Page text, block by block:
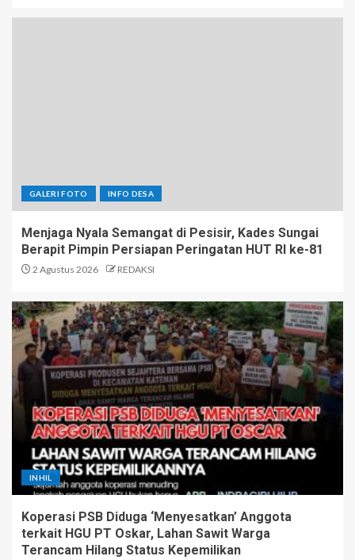
GALERI FOTO INFO DESA
Menjaga Nyala Semangat di Pesisir, Kades Sungai
Berapit Pimpin Persiapan Peringatan HUT RI ke-81
2 Agustus 2026 REDAKSI
INHIL
Koperasi PSB Diduga ‘Menyesatkan’ Anggota
terkait HGU PT Oskar, Lahan Sawit Warga
Terancam Hilang Status Kepemilikan